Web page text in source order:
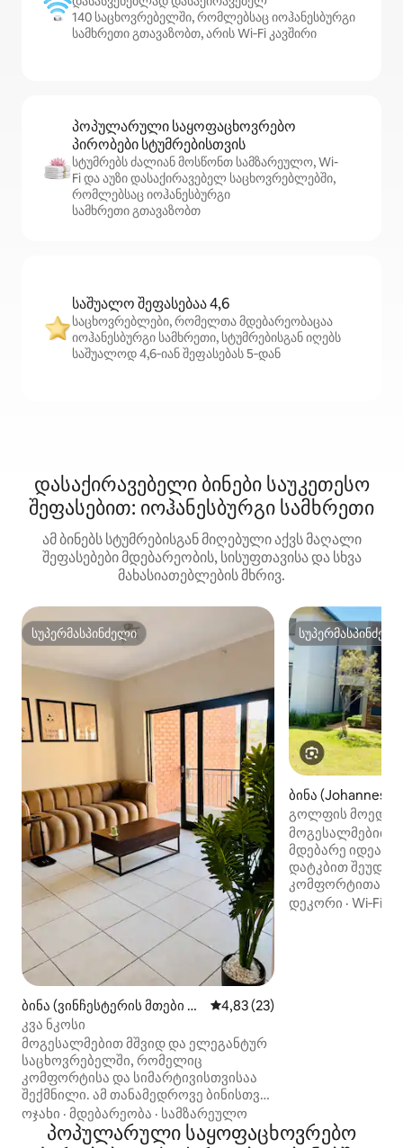
140 საცხოვრებელში, რომლებსაც იოჰანესბურგი
სამხრეთი გთავაზობთ, არის Wi‑Fi კავშირი
პოპულარული საყოფაცხოვრებო
პირობები სტუმრებისთვის
სტუმრებს ძალიან მოსწონთ სამზარეულო, Wi-
Fi და აუზი დასაქირავებელ საცხოვრებლებში,
რომლებსაც იოჰანესბურგი
სამხრეთი გთავაზობთ
საშუალო შეფასებაა 4,6
საცხოვრებლები, რომელთა მდებარეობაცაა
იოჰანესბურგი სამხრეთი, სტუმრებისგან იღებს
საშუალოდ 4,6‑იან შეფასებას 5‑დან
დასაქირავებელი ბინები საუკეთესო
შეფასებით: იოჰანესბურგი სამხრეთი
ამ ბინებს სტუმრებისგან მიღებული აქვს მაღალი
შეფასებები მდებარეობის, სისუფთავისა და სხვა
მახასიათებლების მხრივ.
სუპერმასპინძელი
სუპერმასპინძელი
ბინა (ვინჩესტერის მთები ექ
სტ 3)
საშუალო შეფასებაა 5‑დან
4,83 (23)
კვა ნკოსი
მოგესალმებით მშვიდ და ელეგანტურ
საცხოვრებელში, რომელიც
კომფორტისა და სიმარტივისთვისაა
შექმნილი. ამ თანამედროვე ბინისთვის
დამახასიათებელია ლამაზად
მოწყობილი მისაღები ოთახი,
ოჯახი · მდებარეობა · სამზარეულო
ბინა
გოლფის
გარემოში
მოგესალმებით
მდებარე
დატკბით
კომფორტითა
ჩვენს ფართო
ველოსიპედით
ოჯახებისა და
დეკორი ·Wi‑Fi
პოპულარული საყოფაცხოვრებო